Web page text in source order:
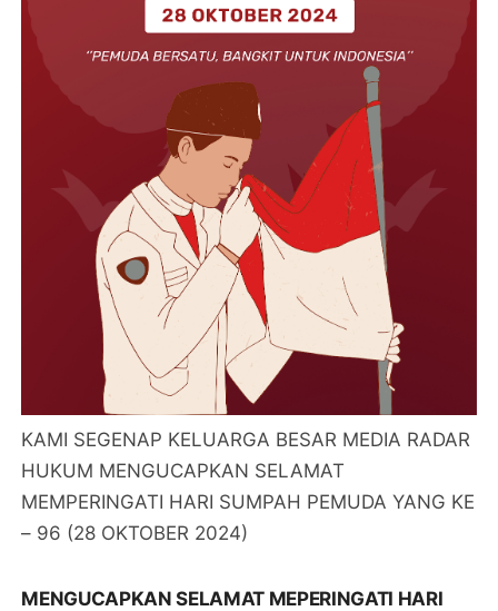
KAMI SEGENAP KELUARGA BESAR MEDIA RADAR
HUKUM MENGUCAPKAN SELAMAT
MEMPERINGATI HARI SUMPAH PEMUDA YANG KE
– 96 (28 OKTOBER 2024)
MENGUCAPKAN SELAMAT MEPERINGATI HARI